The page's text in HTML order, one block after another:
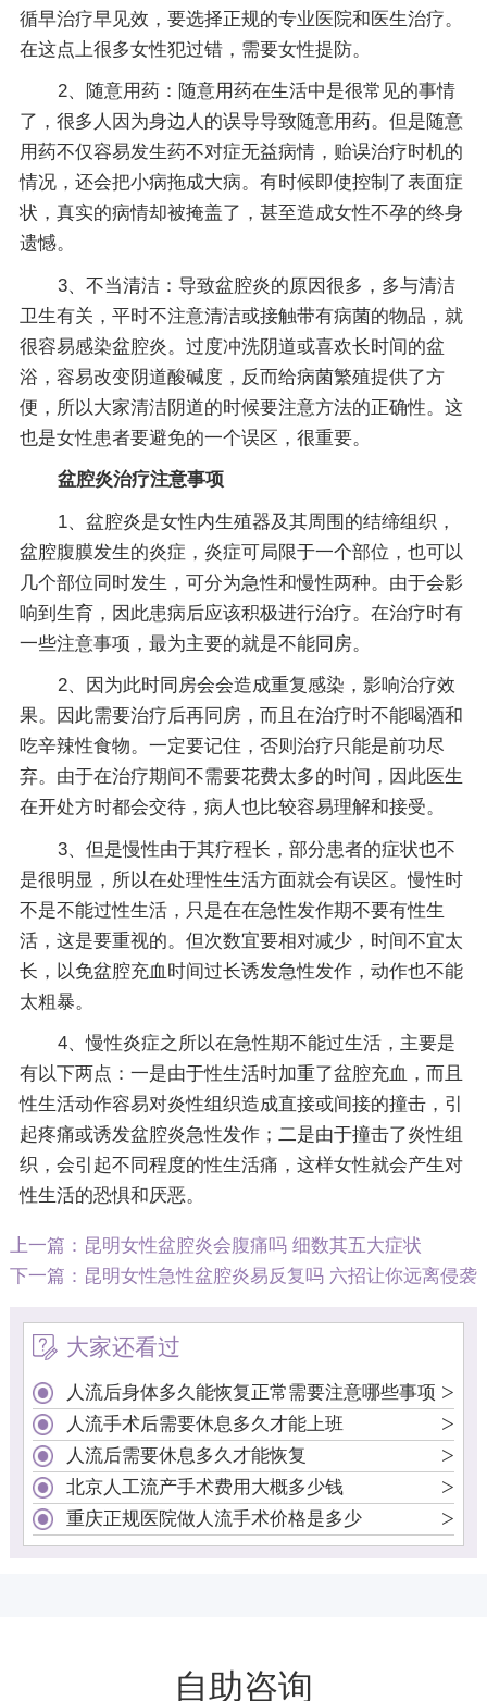
循早治疗早见效，要选择正规的专业医院和医生治疗。
在这点上很多女性犯过错，需要女性提防。
2、随意用药：随意用药在生活中是很常见的事情
了，很多人因为身边人的误导导致随意用药。但是随意
用药不仅容易发生药不对症无益病情，贻误治疗时机的
情况，还会把小病拖成大病。有时候即使控制了表面症
状，真实的病情却被掩盖了，甚至造成女性不孕的终身
遗憾。
3、不当清洁：导致盆腔炎的原因很多，多与清洁
卫生有关，平时不注意清洁或接触带有病菌的物品，就
很容易感染盆腔炎。过度冲洗阴道或喜欢长时间的盆
浴，容易改变阴道酸碱度，反而给病菌繁殖提供了方
便，所以大家清洁阴道的时候要注意方法的正确性。这
也是女性患者要避免的一个误区，很重要。
盆腔炎治疗注意事项
1、盆腔炎是女性内生殖器及其周围的结缔组织，
盆腔腹膜发生的炎症，炎症可局限于一个部位，也可以
几个部位同时发生，可分为急性和慢性两种。由于会影
响到生育，因此患病后应该积极进行治疗。在治疗时有
一些注意事项，最为主要的就是不能同房。
2、因为此时同房会会造成重复感染，影响治疗效
果。因此需要治疗后再同房，而且在治疗时不能喝酒和
吃辛辣性食物。一定要记住，否则治疗只能是前功尽
弃。由于在治疗期间不需要花费太多的时间，因此医生
在开处方时都会交待，病人也比较容易理解和接受。
3、但是慢性由于其疗程长，部分患者的症状也不
是很明显，所以在处理性生活方面就会有误区。慢性时
不是不能过性生活，只是在在急性发作期不要有性生
活，这是要重视的。但次数宜要相对减少，时间不宜太
长，以免盆腔充血时间过长诱发急性发作，动作也不能
太粗暴。
4、慢性炎症之所以在急性期不能过生活，主要是
有以下两点：一是由于性生活时加重了盆腔充血，而且
性生活动作容易对炎性组织造成直接或间接的撞击，引
起疼痛或诱发盆腔炎急性发作；二是由于撞击了炎性组
织，会引起不同程度的性生活痛，这样女性就会产生对
性生活的恐惧和厌恶。
上一篇： 昆明女性盆腔炎会腹痛吗 细数其五大症状
下一篇： 昆明女性急性盆腔炎易反复吗 六招让你远离侵袭
大家还看过
人流后身体多久能恢复正常需要注意哪些事项 >
人流手术后需要休息多久才能上班 >
人流后需要休息多久才能恢复 >
北京人工流产手术费用大概多少钱 >
重庆正规医院做人流手术价格是多少 >
自助咨询